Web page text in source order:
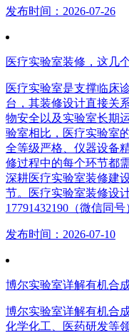
发布时间：2026-07-26
医疗实验室装修，这几
医疗实验室是支撑临床
台，其装修设计直接关
物安全以及实验室长期
验室相比，医疗实验室
全等级严格、仪器设备
修过程中的每个环节都
深耕医疗实验室装修建
节。医疗实验室装修设
17791432190（微信同号
发布时间：2026-07-10
博尔实验室详解有机合
博尔实验室详解有机合
化学化工、医药研发等